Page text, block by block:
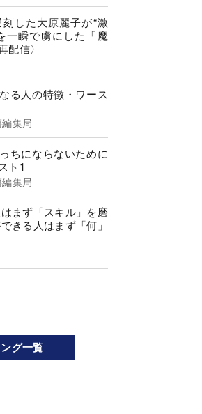
した大原麗子が“激
一瞬で虜にした「魔
配信〉
る人の特徴・ワース
集局
ちにならないために
ト1
集局
まず「スキル」を磨
きる人はまず「何」
グ一覧